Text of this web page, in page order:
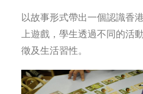
以故事形式帶出一個認識香
上遊戲，學生透過不同的活
徵及生活習性。